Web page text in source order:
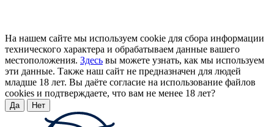
На нашем сайте мы используем cookie для сбора информации
технического характера и обрабатываем данные вашего
местоположения. Здесь вы можете узнать, как мы используем
эти данные. Также наш сайт не предназначен для людей
младше 18 лет. Вы даёте согласие на использование файлов
cookies и подтверждаете, что вам не менее 18 лет?
Да Нет